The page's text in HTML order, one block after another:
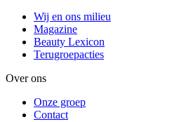
Wij en ons milieu
Magazine
Beauty Lexicon
Terugroepacties
Over ons
Onze groep
Contact